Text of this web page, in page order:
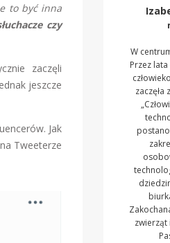
to być inna
czy
zaczęli
jeszcze
Jak
Tweeterze
W
Przez
zwierząt